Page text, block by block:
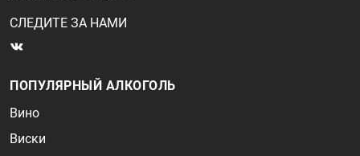
СЛЕДИТЕ ЗА НАМИ
ПОПУЛЯРНЫЙ АЛКОГОЛЬ
Вино
Виски